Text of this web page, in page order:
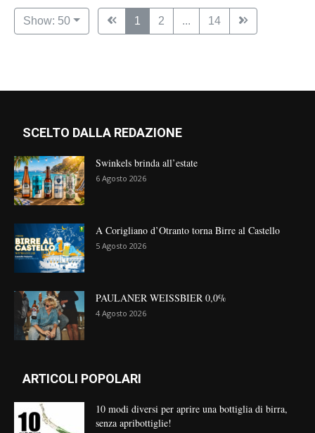
Show: 50 1 2 ... 14
SCELTO DALLA REDAZIONE
Swinkels brinda all’estate
6 Agosto 2026
A Corigliano d’Otranto torna Birre al Castello
5 Agosto 2026
PAULANER WEISSBIER 0,0%
4 Agosto 2026
ARTICOLI POPOLARI
10 modi diversi per aprire una bottiglia di birra,
senza apribottiglie!